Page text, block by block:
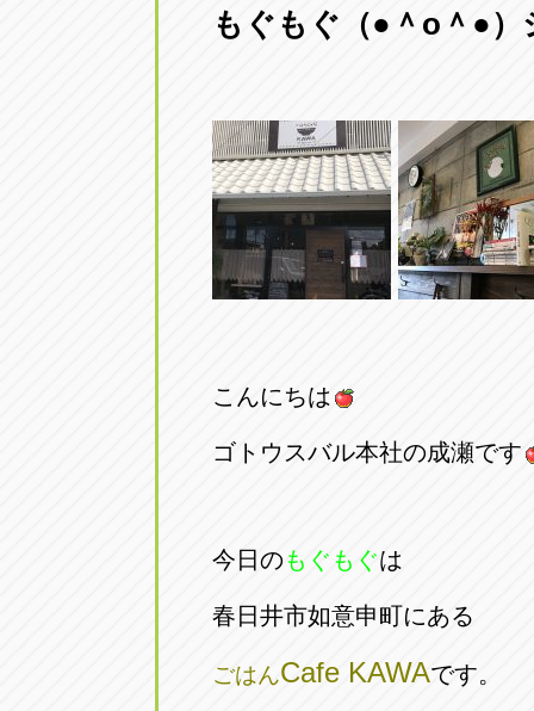
もぐもぐ（●＾o＾●）
こんにちは
ゴトウスバル本社の成瀬です
今日のもぐもぐは
春日井市如意申町にある
ごはんCafe KAWAです。